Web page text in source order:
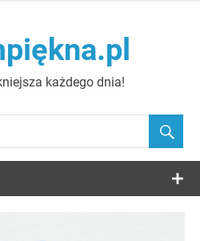
każdego dnia!